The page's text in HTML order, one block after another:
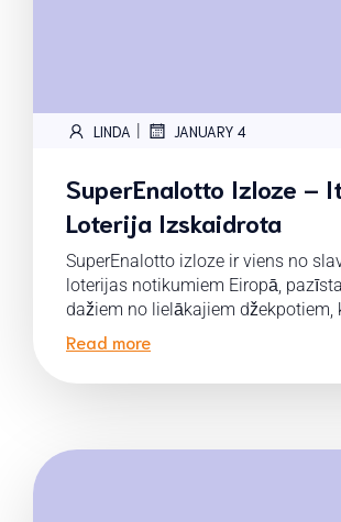
LINDA | JANUARY 4
SuperEnalotto Izloze –
Loterija Izskaidrota
SuperEnalotto izloze ir viens no
loterijas notikumiem Eiropā,
dažiem no lielākajiem džekpotiem,
Read more